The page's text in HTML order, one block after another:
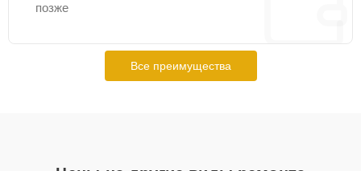
позже
Все преимущества